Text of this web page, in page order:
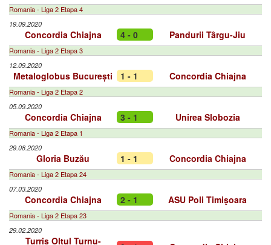
Romania - Liga 2 Etapa 4
19.09.2020
Concordia Chiajna 4 - 0 Pandurii Târgu-Jiu
Romania - Liga 2 Etapa 3
12.09.2020
Metaloglobus București 1 - 1 Concordia Chiajna
Romania - Liga 2 Etapa 2
05.09.2020
Concordia Chiajna 3 - 1 Unirea Slobozia
Romania - Liga 2 Etapa 1
29.08.2020
Gloria Buzău 1 - 1 Concordia Chiajna
Romania - Liga 2 Etapa 24
07.03.2020
Concordia Chiajna 2 - 1 ASU Poli Timişoara
Romania - Liga 2 Etapa 23
29.02.2020
Turris Oltul Turnu-